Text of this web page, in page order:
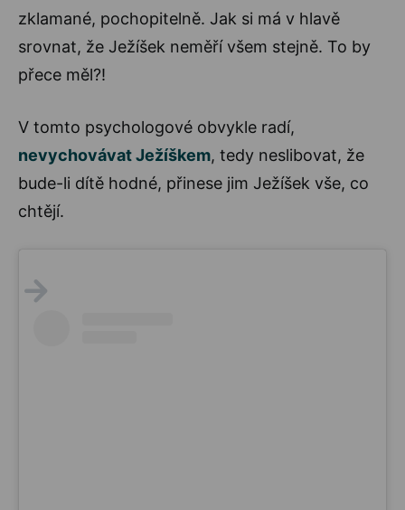
zklamané, pochopitelně. Jak si má v hlavě
srovnat, že Ježíšek neměří všem stejně. To by
přece měl?!
V tomto psychologové obvykle radí,
nevychovávat Ježíškem, tedy neslibovat, že
bude-li dítě hodné, přinese jim Ježíšek vše, co
chtějí.